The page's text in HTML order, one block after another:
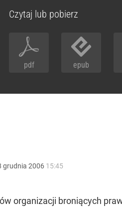
Czytaj lub pobierz
pdf epub
grudnia 2006 15:45
organizacji broniących